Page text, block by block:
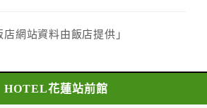
預定住宿日前第一日到達者，得請
甲方已付全部定金。
店網站資料由飯店提供」
花蓮站前館